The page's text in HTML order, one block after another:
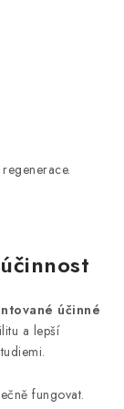
účinné
a lepší
fungovat.